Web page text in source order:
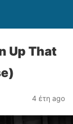
Up That
4 έτη ago